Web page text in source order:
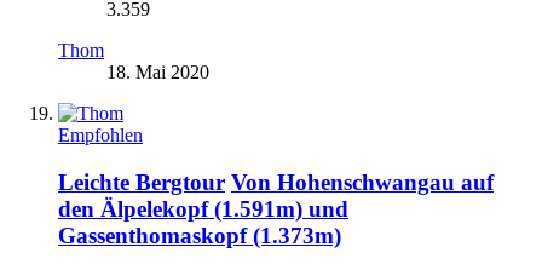
3.359
Thom
18. Mai 2020
Empfohlen
Leichte Bergtour Von Hohenschwangau auf
den Älpelekopf (1.591m) und
Gassenthomaskopf (1.373m)